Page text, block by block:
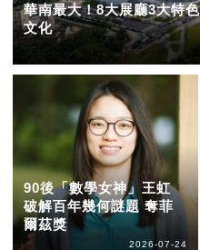
華南最大！8大展廳3大特
文化
90後「數學女神」王虹
破解百年幾何謎題 奪菲
爾茲獎
2026-07-24